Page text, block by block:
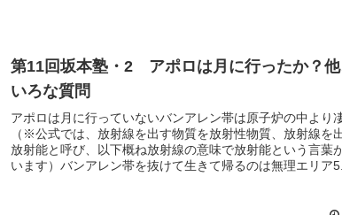
第11回坂本塾・2 アポロは月に行ったか？他
いろな質問
アポロは月に行っていないバンアレン帯は原子炉の中より
（※公式では、放射線を出す物質を放射性物質、放射線を
放射能と呼び、以下概ね放射線の意味で放射能という言葉
います）バンアレン帯を抜けて生きて帰るのは無理エリア